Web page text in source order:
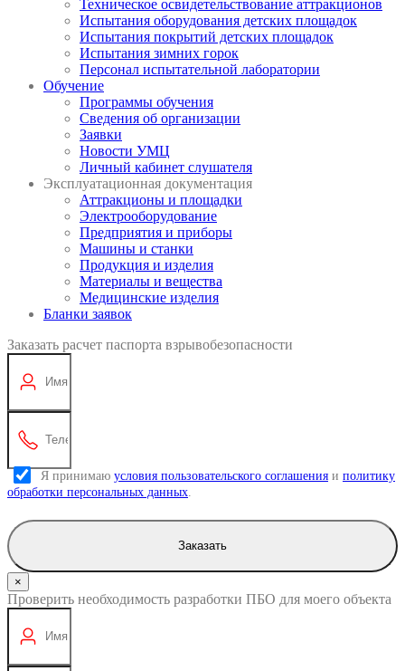
Техническое освидетельствование аттракционов
Испытания оборудования детских площадок
Испытания покрытий детских площадок
Испытания зимних горок
Персонал испытательной лаборатории
Обучение
Программы обучения
Сведения об организации
Заявки
Новости УМЦ
Личный кабинет слушателя
Эксплуатационная документация
Аттракционы и площадки
Электрооборудование
Предприятия и приборы
Машины и станки
Продукция и изделия
Материалы и вещества
Медицинские изделия
Бланки заявок
Заказать расчет паспорта взрывобезопасности
Я принимаю условия пользовательского соглашения и политику
обработки персональных данных
Заказать
×
Проверить необходимость разработки ПБО для моего объекта